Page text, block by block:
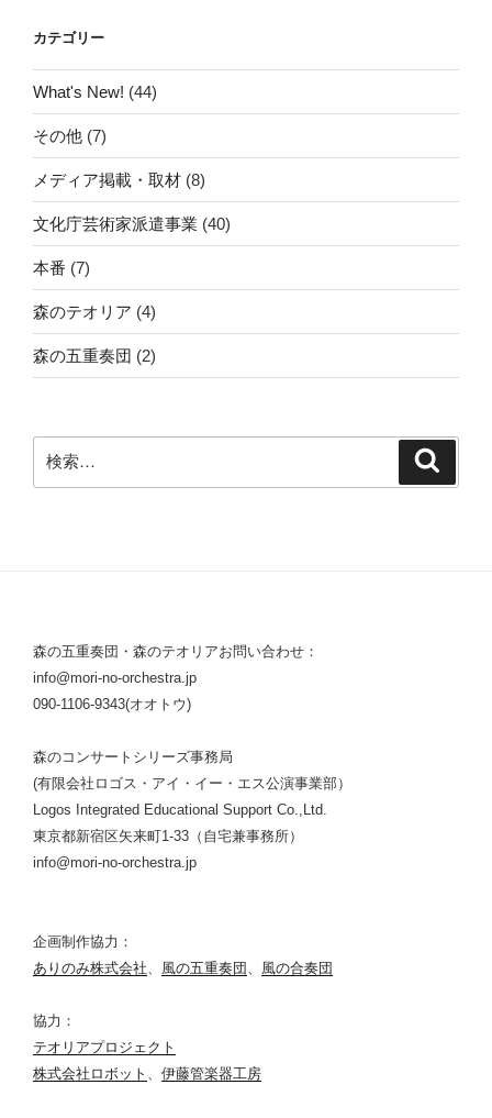
カテゴリー
What's New! (44)
その他 (7)
メディア掲載・取材 (8)
文化庁芸術家派遣事業 (40)
本番 (7)
森のテオリア (4)
森の五重奏団 (2)
索:
森の五重奏団・森のテオリアお問い合わせ：
info@mori-no-orchestra.jp
090-1106-9343(オオトウ)
森のコンサートシリーズ事務局
(有限会社ロゴス・アイ・イー・エス公演事業部）
Logos Integrated Educational Support Co.,Ltd.
東京都新宿区矢来町1-33（自宅兼事務所）
info@mori-no-orchestra.jp
企画制作協力：
ありのみ株式会社
風の五重奏団 風の合奏団
協力：
テオリアプロジェクト
株式会社ロボット
伊藤管楽器工房